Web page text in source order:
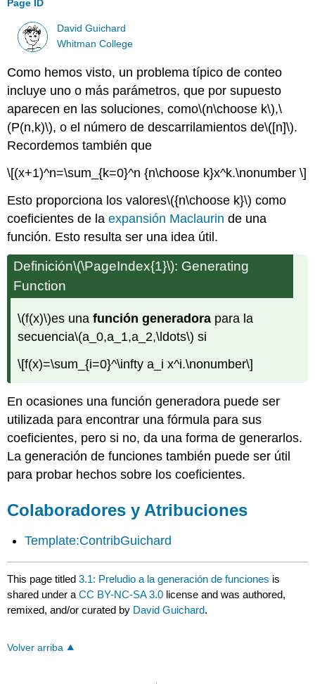
Page ID
David Guichard
Whitman College
Como hemos visto, un problema típico de conteo
incluye uno o más parámetros, que por supuesto
aparecen en las soluciones, como\(n\choose k\),\
(P(n,k)\), o el número de descarrilamientos de\([n]\).
Recordemos también que
\[(x+1)^n=\sum_{k=0}^n {n\choose k}x^k.\nonumber \]
Esto proporciona los valores\({n\choose k}\) como
coeficientes de laexpansión Maclaurin de una
función. Esto resulta ser una idea útil.
Definición\(\PageIndex{1}\): Generating
Function
\(f(x)\)es unafunción generadora para la
secuencia\(a_0,a_1,a_2,\ldots\) si
\[f(x)=\sum_{i=0}^\infty a_i x^i.\nonumber\]
En ocasiones una función generadora puede ser
utilizada para encontrar una fórmula para sus
coeficientes, pero si no, da una forma de generarlos.
La generación de funciones también puede ser útil
para probar hechos sobre los coeficientes.
Colaboradores y Atribuciones
Template:ContribGuichard
This page titled3.1: Preludio a la generación de funciones is
shared under aCC BY-NC-SA 3.0 license and was authored,
remixed, and/or curated by David Guichard.
Volver arriba